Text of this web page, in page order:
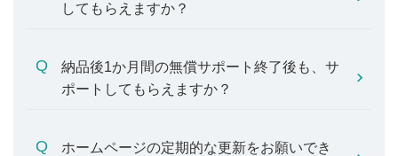
してもらえますか？
納品後1か月間の無償サポート終了後も、サ
ポートしてもらえますか？
ホームページの定期的な更新をお願いでき